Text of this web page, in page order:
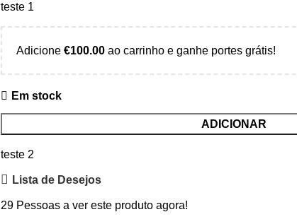
teste 1
Adicione €100.00 ao carrinho e ganhe portes grátis!
Em stock
ADICIONAR
teste 2
Lista de Desejos
29 Pessoas a ver este produto agora!